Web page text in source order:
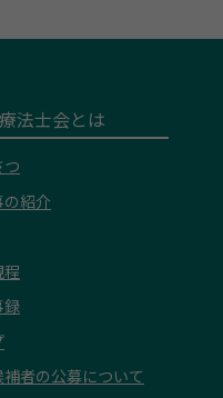
法士会とは
紹介
録
者の公募について